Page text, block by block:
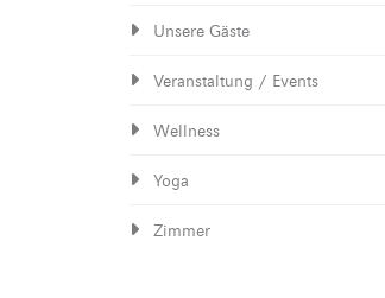
Unsere Gäste
Veranstaltung / Events
Wellness
Yoga
Zimmer